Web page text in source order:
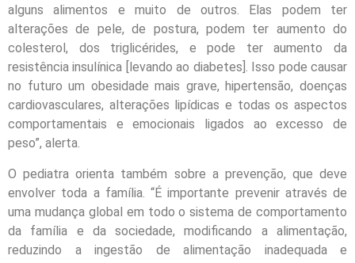
alguns alimentos e muito de outros. Elas podem ter
alterações de pele, de postura, podem ter aumento do
colesterol, dos triglicérides, e pode ter aumento da
resistência insulínica [levando ao diabetes]. Isso pode causar
no futuro um obesidade mais grave, hipertensão, doenças
cardiovasculares, alterações lipídicas e todas os aspectos
comportamentais e emocionais ligados ao excesso de
peso”, alerta.
O pediatra orienta também sobre a prevenção, que deve
envolver toda a família. “É importante prevenir através de
uma mudança global em todo o sistema de comportamento
da família e da sociedade, modificando a alimentação,
reduzindo a ingestão de alimentação inadequada e